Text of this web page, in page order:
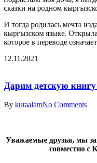
сказки на родном
И тогда родилась мечта
кыргызском языке. Открыла
которое в переводе
12.11.2021
Дарим детскую
By kutaalamNo Comments
Уважаемые друзья, мы
совместно с